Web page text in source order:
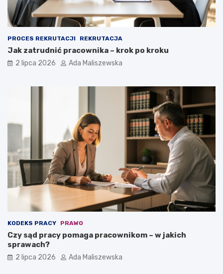
PROCES REKRUTACJI REKRUTACJA
Jak zatrudnić pracownika – krok po kroku
2 lipca 2026 Ada Maliszewska
KODEKS PRACY PRAWO
Czy sąd pracy pomaga pracownikom – w jakich
sprawach?
2 lipca 2026 Ada Maliszewska